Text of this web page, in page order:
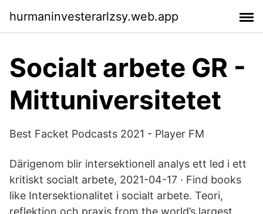
hurmaninvesterarlzsy.web.app
Socialt arbete GR -
Mittuniversitetet
Best Facket Podcasts 2021 - Player FM
Därigenom blir intersektionell analys ett led i ett
kritiskt socialt arbete, 2021-04-17 · Find books
like Intersektionalitet i socialt arbete. Teori,
reflektion och praxis from the world’s largest